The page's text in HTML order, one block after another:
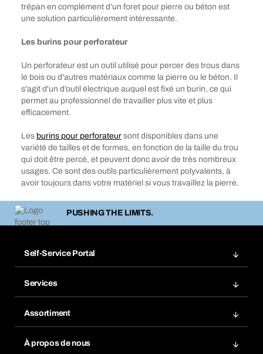
trépan en complément d’un foret pour pierre ou béton est
une solution particulièrement intéressante.
Les burins pour perforateur
Un perforateur est un outil utilisé pour percer des trous dans
le bois ou d'autres matériaux comme la pierre ou le béton. Il
s'agit d'un d’outil électrique auquel est fixé un burin, ce qui
permet au professionnel de travailler plus vite et plus
efficacement.
Les burins pour perforateur sont disponibles dans une
variété de tailles et de formes, en fonction de la taille du trou
qui doit être percé, et peuvent donc avoir de très nombreux
usages. Ce sont des outils particulièrement polyvalents, à
avoir toujours dans votre matériel si vous travaillez la pierre.
PUSHING THE LIMITS.
Self-Service Portal
Favoris
Réassort
Abonnement
Services
Base données produits chimiques
Assortiment
À propos de nous